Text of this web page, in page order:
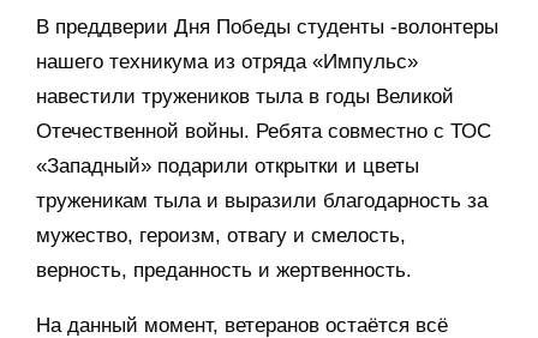
В преддверии Дня Победы студенты -волонтеры
нашего техникума из отряда «Импульс»
навестили тружеников тыла в годы Великой
Отечественной войны. Ребята совместно с ТОС
«Западный» подарили открытки и цветы
труженикам тыла и выразили благодарность за
мужество, героизм, отвагу и смелость,
верность, преданность и жертвенность.
На данный момент, ветеранов остаётся всё